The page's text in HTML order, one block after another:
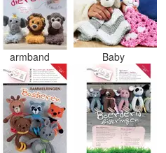
armband Baby